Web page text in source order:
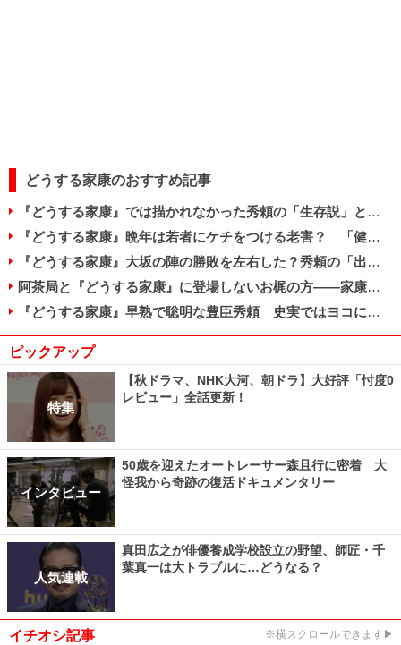
どうする家康のおすすめ記事
『どうする家康』では描かれなかった秀頼の「生存説」と子どもたちの数奇な運命
『どうする家康』晩年は若者にケチをつける老害？ 「健康マニア」家康の死因とは
『どうする家康』大坂の陣の勝敗を左右した？秀頼の「出陣」と真田信繫の提言
阿茶局と『どうする家康』に登場しないお梶の方――家康が信頼した2人の側室
『どうする家康』早熟で聡明な豊臣秀頼 史実ではヨコにもでかい巨漢だった？
ピックアップ
特集
【秋ドラマ、NHK大河、朝ドラ】大好評「忖度0
レビュー」全話更新！
インタビュー
50歳を迎えたオートレーサー森且行に密着 大
怪我から奇跡の復活ドキュメンタリー
人気連載
真田広之が俳優養成学校設立の野望、師匠・千
葉真一は大トラブルに…どうなる？
イチオシ記事 ※横スクロールできます▶